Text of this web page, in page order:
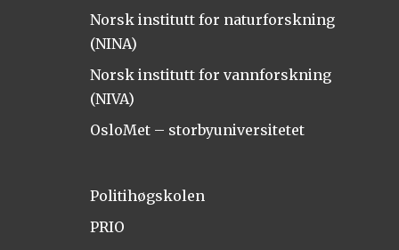
Norsk institutt for naturforskning
(NINA)
Norsk institutt for vannforskning
(NIVA)
OsloMet – storbyuniversitetet
Politihøgskolen
PRIO